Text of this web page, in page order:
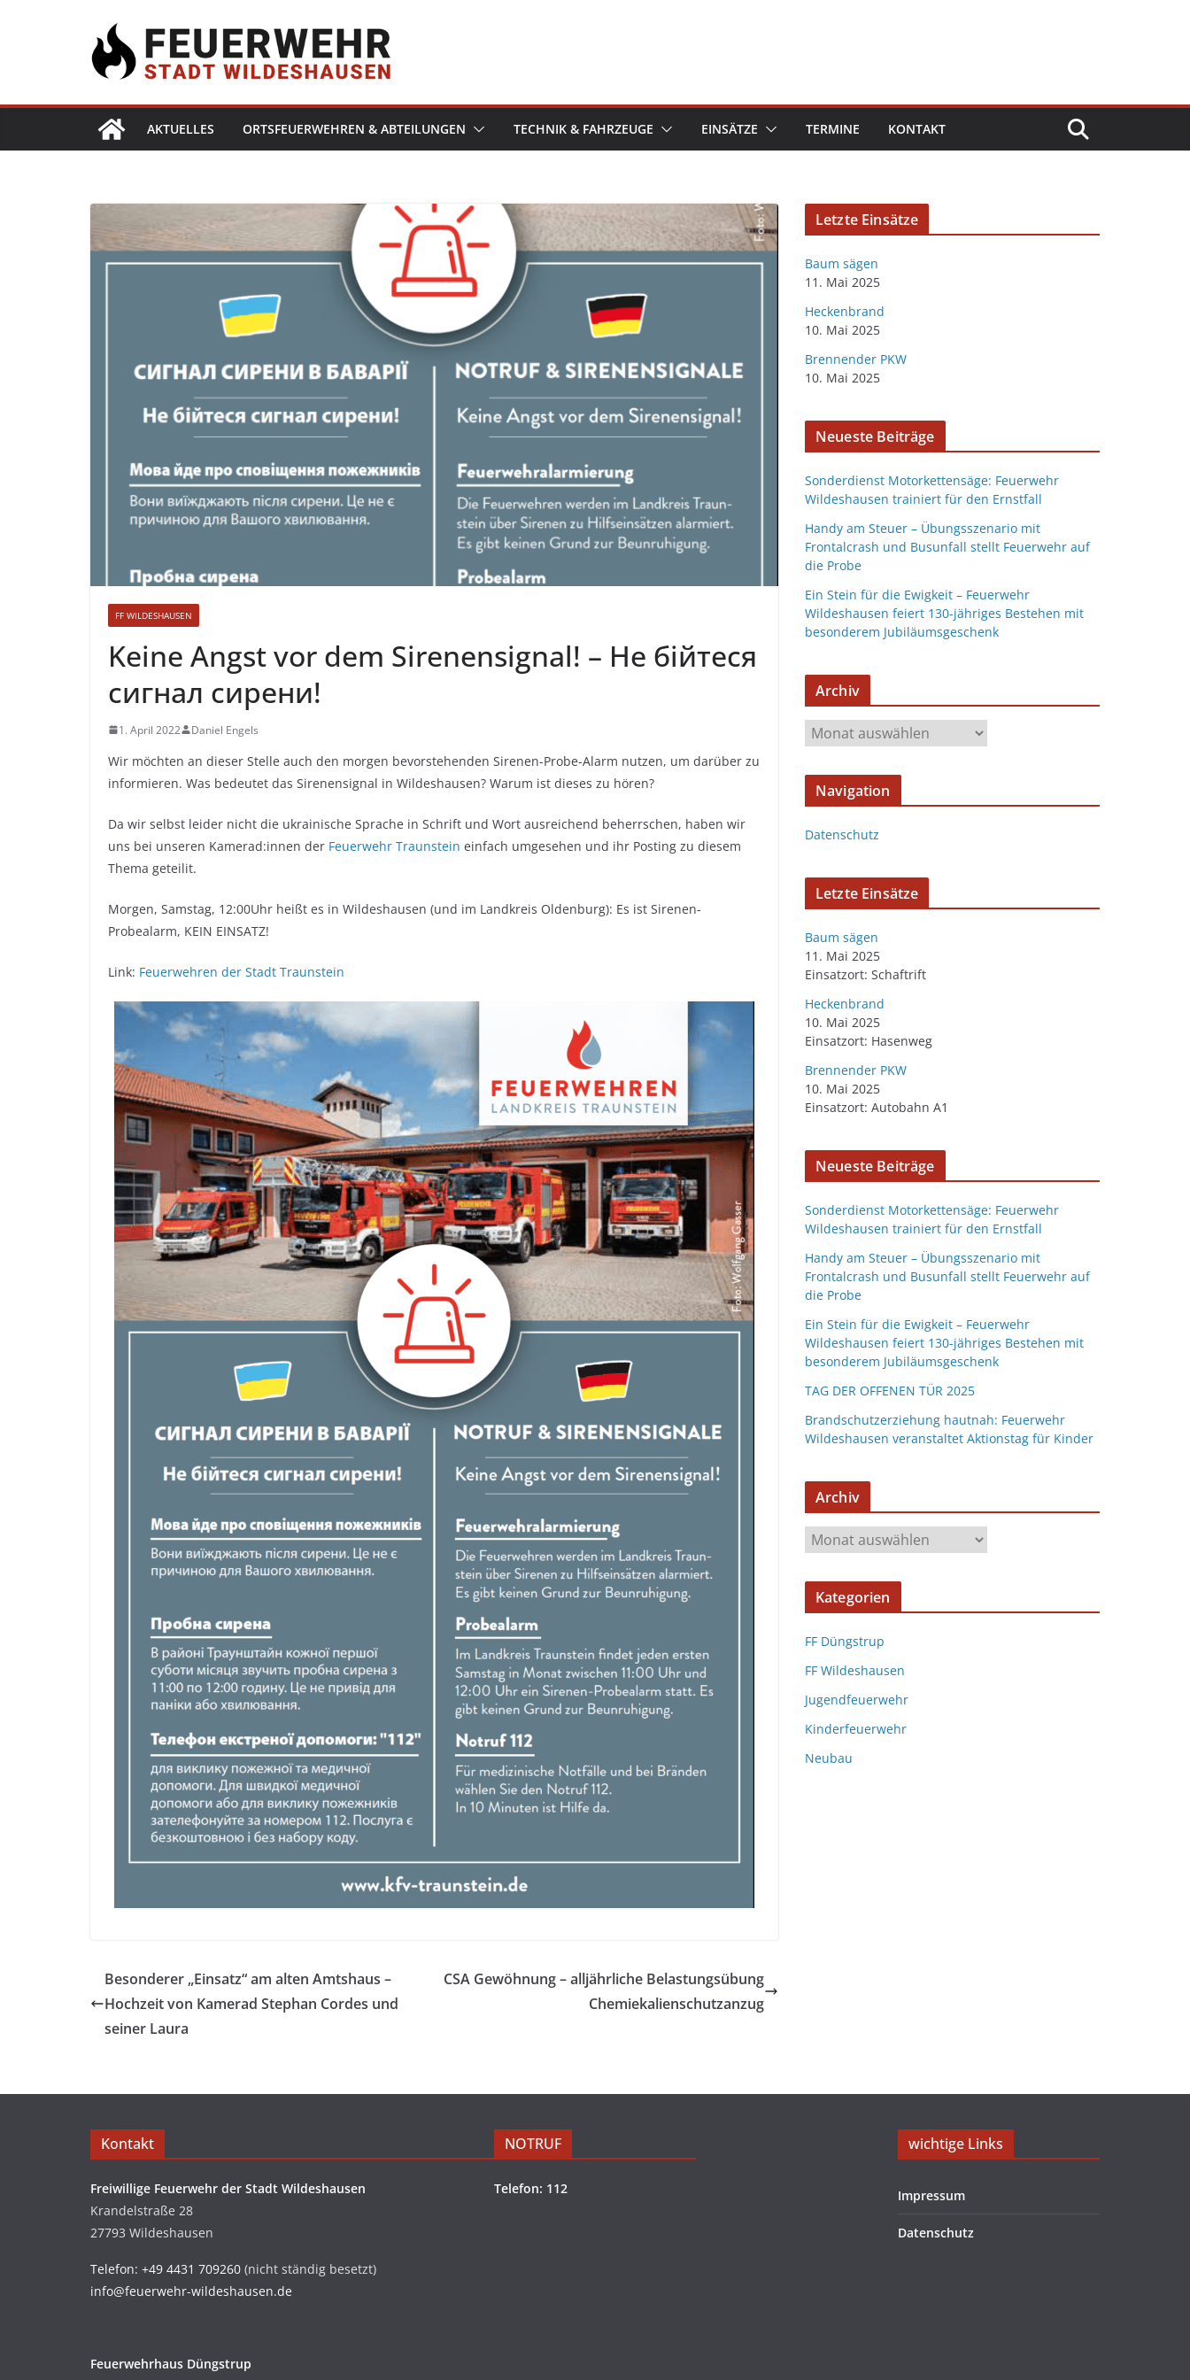
AKTUELLES ORTSFEUERWEHREN & ABTEILUNGEN TECHNIK & FAHRZEUGE EINSÄTZE TERMINE KONTAKT
FF WILDESHAUSEN
Keine Angst vor dem Sirenensignal! – Не бійтеся
сигнал сирени!
1. April 2022 Daniel Engels
Wir möchten an dieser Stelle auch den morgen bevorstehenden Sirenen-Probe-Alarm nutzen, um darüber zu
informieren. Was bedeutet das Sirenensignal in Wildeshausen? Warum ist dieses zu hören?
Da wir selbst leider nicht die ukrainische Sprache in Schrift und Wort ausreichend beherrschen, haben wir
uns bei unseren Kamerad:innen der Feuerwehr Traunstein einfach umgesehen und ihr Posting zu diesem
Thema geteilit.
Morgen, Samstag, 12:00Uhr heißt es in Wildeshausen (und im Landkreis Oldenburg): Es ist Sirenen-
Probealarm, KEIN EINSATZ!
Link: Feuerwehren der Stadt Traunstein
Besonderer „Einsatz“ am alten Amtshaus –
Hochzeit von Kamerad Stephan Cordes und
seiner Laura
CSA Gewöhnung – alljährliche Belastungsübung
Chemiekalienschutzanzug
Letzte Einsätze
Baum sägen
11. Mai 2025
Heckenbrand
10. Mai 2025
Brennender PKW
10. Mai 2025
Neueste Beiträge
Sonderdienst Motorkettensäge: Feuerwehr
Wildeshausen trainiert für den Ernstfall
Handy am Steuer – Übungsszenario mit
Frontalcrash und Busunfall stellt Feuerwehr auf
die Probe
Ein Stein für die Ewigkeit – Feuerwehr
Wildeshausen feiert 130-jähriges Bestehen mit
besonderem Jubiläumsgeschenk
Archiv
Navigation
Datenschutz
Letzte Einsätze
Baum sägen
11. Mai 2025
Einsatzort: Schaftrift
Heckenbrand
10. Mai 2025
Einsatzort: Hasenweg
Brennender PKW
10. Mai 2025
Einsatzort: Autobahn A1
Neueste Beiträge
Sonderdienst Motorkettensäge: Feuerwehr
Wildeshausen trainiert für den Ernstfall
Handy am Steuer – Übungsszenario mit
Frontalcrash und Busunfall stellt Feuerwehr auf
die Probe
Ein Stein für die Ewigkeit – Feuerwehr
Wildeshausen feiert 130-jähriges Bestehen mit
besonderem Jubiläumsgeschenk
TAG DER OFFENEN TÜR 2025
Brandschutzerziehung hautnah: Feuerwehr
Wildeshausen veranstaltet Aktionstag für Kinder
Archiv
Kategorien
FF Düngstrup
FF Wildeshausen
Jugendfeuerwehr
Kinderfeuerwehr
Neubau
Kontakt
Freiwillige Feuerwehr der Stadt Wildeshausen
Krandelstraße 28
27793 Wildeshausen
Telefon: +49 4431 709260 (nicht ständig besetzt)
info@feuerwehr-wildeshausen.de
Feuerwehrhaus Düngstrup
NOTRUF
Telefon: 112
wichtige Links
Impressum
Datenschutz